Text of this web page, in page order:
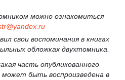
можно ознакомиться
@yandex ru
свои воспоминания в книгах
обложках двухтомника.
часть опубликованного
быть воспроизведена в